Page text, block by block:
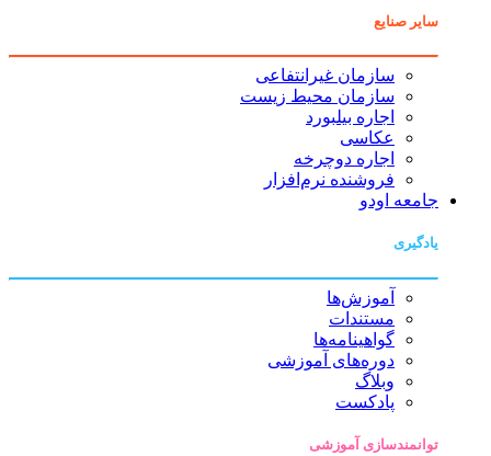
سایر صنایع
سازمان غیرانتفاعی
سازمان محیط زیست
اجاره بیلبورد
عکاسی
اجاره دوچرخه
فروشنده نرم‌افزار
جامعه اودو
یادگیری
آموزش‌ها
مستندات
گواهینامه‌ها
دوره‌های آموزشی
وبلاگ
پادکست
توانمندسازی آموزشی